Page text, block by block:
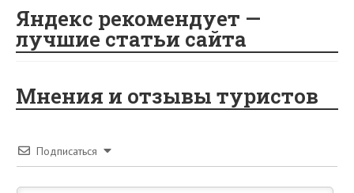
Яндекс рекомендует —
лучшие статьи сайта
Мнения и отзывы туристов
Подписаться